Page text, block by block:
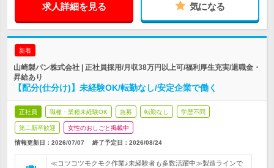
求人詳細を見る 気になる
新着
山崎製パン株式会社 | 正社員採用/月収38万円以上可/福利厚生充実/退職金・
昇給あり
【配分(仕分け)】未経験OK/転勤なし/安定企業で働く
正社員 職種・業種未経験OK 急募 転勤なし 学歴不問
第二新卒歓迎 女性のおしごと掲載中
情報更新日：2026/07/07 終了予定日： 2026/08/24
≪コツコツモクモク作業♪未経験者も多数活躍中≫製造ラインで